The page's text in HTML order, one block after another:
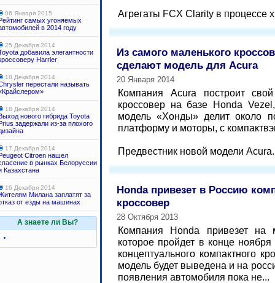
06 Января 2015
самых угоняемых
в 2014 году
25 Декабря 2014
добавила элегантности
Harrier
18 Декабря 2014
перестали называть
18 Декабря 2014
нового гибрида Toyota
задержали из-за плохого
17 Декабря 2014
Citroen нашел
в рынках Белоруссии
Казахстана
16 Декабря 2014
Милана заплатят за
от езды на машинах
А знаете ли Вы?
Агрегаты FCX Clarity в процессе
Из самого маленького
сделают модель для Acura
20 Января 2014
Компания Acura построит
кроссовер на базе Honda
модель «Хонды» делит около
платформу и моторы, с
Предвестник новой модели
Honda привезет в Россию
кроссовер
28 Октября 2013
Компания Honda привезет на
которое пройдет в конце
концептуального компактного
модель будет выведена и на
появления автомобиля пока не...